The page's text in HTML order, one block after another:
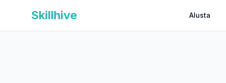
Skillhive Alusta